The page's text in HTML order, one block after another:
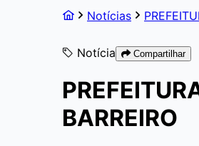
Notícias
Notícia Compartilhar
BARREIRO